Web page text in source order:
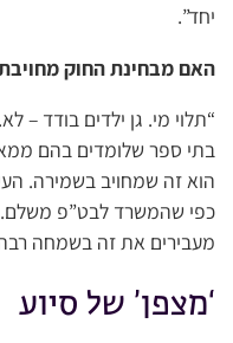
יחד”.
האם מבחינת החוק
“תלוי מי. גן ילדים בודד –
בתי ספר שלומדים בהם
הוא זה שמחויב בשמירה.
מעבירים את זה בשמחה
‘מצפן’ של סיוע